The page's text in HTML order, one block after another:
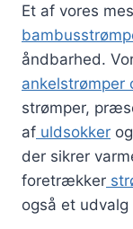
Et af vores
åndbarhed.
ankelstrømper
strømper,
af uldsokker
der sikrer
foretrækker
også et